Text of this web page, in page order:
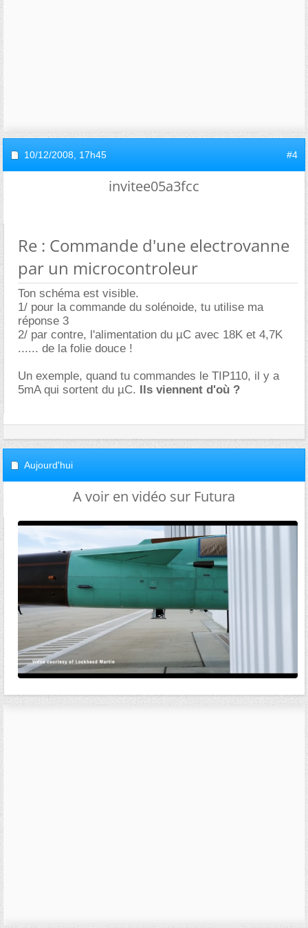
10/12/2008, 17h45 #4
invitee05a3fcc
Re : Commande d'une electrovanne
par un microcontroleur
Ton schéma est visible.
1/ pour la commande du solénoide, tu utilise ma
réponse 3
2/ par contre, l'alimentation du µC avec 18K et 4,7K
...... de la folie douce !
Un exemple, quand tu commandes le TIP110, il y a
5mA qui sortent du µC.
Ils viennent d'où ?
Aujourd'hui
A voir en vidéo sur Futura